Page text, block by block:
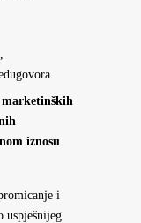
iznosu
i
uspješnijeg